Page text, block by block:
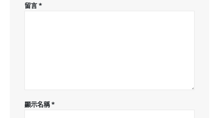
留言*
顯示名稱*